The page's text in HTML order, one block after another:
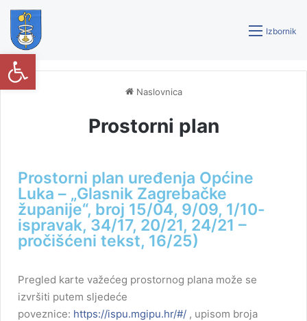
Izbornik
Naslovnica
Prostorni plan
Prostorni plan uređenja Općine
Luka – „Glasnik Zagrebačke
županije“, broj 15/04, 9/09, 1/10-
ispravak, 34/17, 20/21, 24/21 –
pročišćeni tekst, 16/25)
Pregled karte važećeg prostornog plana može se
izvršiti putem sljedeće
poveznice: https://ispu.mgipu.hr/#/ , upisom broja
Open toolbar